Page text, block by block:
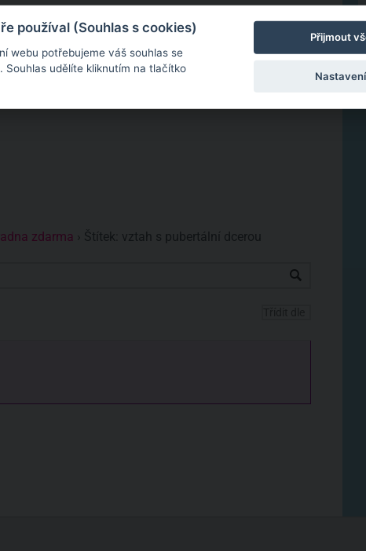
zdarma Štítek: vztah s pubertální dcerou
používal (Souhlas s cookies)
webu potřebujeme váš souhlas se
Souhlas udělíte kliknutím na tlačítko
Přijmout
Nastavení